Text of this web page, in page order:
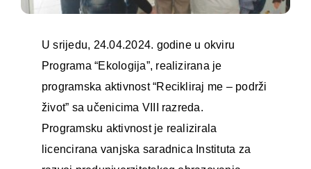
U srijedu, 24.04.2024. godine u okviru
Programa “Ekologija”, realizirana je
programska aktivnost “Recikliraj me – podrži
život” sa učenicima VIII razreda.
Programsku aktivnost je realizirala
licencirana vanjska saradnica Instituta za